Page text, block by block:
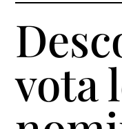
vota